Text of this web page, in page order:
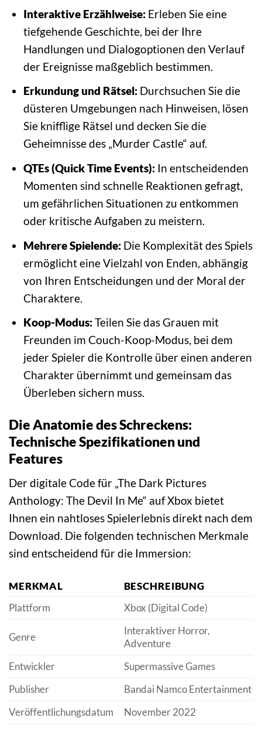
Interaktive Erzählweise:Erleben Sie eine
tiefgehende Geschichte, bei der Ihre
Handlungen und Dialogoptionen den Verlauf
der Ereignisse maßgeblich bestimmen.
Erkundung und Rätsel:Durchsuchen Sie die
düsteren Umgebungen nach Hinweisen, lösen
Sie knifflige Rätsel und decken Sie die
Geheimnisse des „Murder Castle“ auf.
QTEs (Quick Time Events):In entscheidenden
Momenten sind schnelle Reaktionen gefragt,
um gefährlichen Situationen zu entkommen
oder kritische Aufgaben zu meistern.
Mehrere Spielende:Die Komplexität des Spiels
ermöglicht eine Vielzahl von Enden, abhängig
von Ihren Entscheidungen und der Moral der
Charaktere.
Koop-Modus:Teilen Sie das Grauen mit
Freunden im Couch-Koop-Modus, bei dem
jeder Spieler die Kontrolle über einen anderen
Charakter übernimmt und gemeinsam das
Überleben sichern muss.
Die Anatomie des Schreckens:
Technische Spezifikationen und
Features
Der digitale Code für „The Dark Pictures
Anthology: The Devil In Me“ auf Xbox bietet
Ihnen ein nahtloses Spielerlebnis direkt nach dem
Download. Die folgenden technischen Merkmale
sind entscheidend für die Immersion:
MERKMAL
BESCHREIBUNG
Plattform
Xbox (Digital Code)
Genre
Interaktiver Horror,
Adventure
Entwickler
Supermassive Games
Publisher
Bandai Namco Entertainment
Veröffentlichungsdatum
November 2022